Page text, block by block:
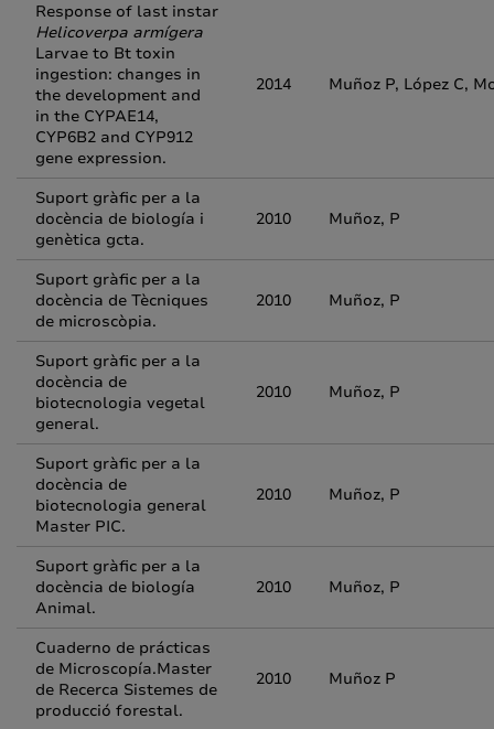
Response of last instar
Helicoverpa armígera
Larvae to Bt toxin
ingestion: changes in
the development and
in the CYPAE14,
CYP6B2 and CYP912
gene expression.
2014 Muñoz P, López C,
Suport gràfic per a la
docència de biología i
genètica gcta.
2010 Muñoz, P
Suport gràfic per a la
docència de Tècniques
de microscòpia.
2010 Muñoz, P
Suport gràfic per a la
docència de
biotecnologia vegetal
general.
2010 Muñoz, P
Suport gràfic per a la
docència de
biotecnologia general
Master PIC.
2010 Muñoz, P
Suport gràfic per a la
docència de biología
Animal.
2010 Muñoz, P
Cuaderno de prácticas
de Microscopía.Master
de Recerca Sistemes de
producció forestal.
2010 Muñoz P